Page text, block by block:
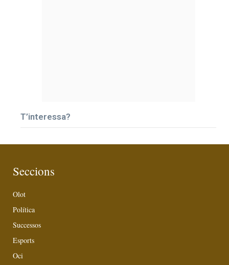
T’interessa?
Seccions
Olot
Política
Successos
Esports
Oci